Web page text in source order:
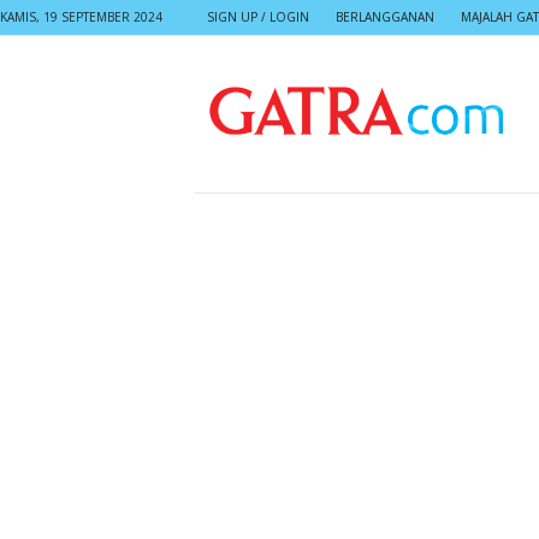
KAMIS, 19 SEPTEMBER 2024 SIGN UP / LOGIN BERLANGGANAN MAJALAH